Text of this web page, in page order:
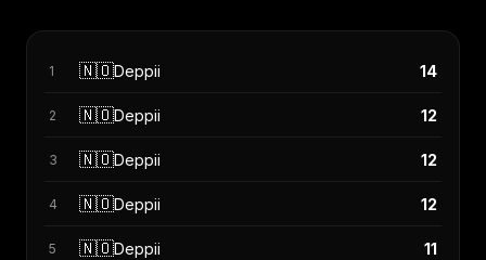
1 🇳🇴Deppii 14
2 🇳🇴Deppii 12
3 🇳🇴Deppii 12
4 🇳🇴Deppii 12
5 🇳🇴Deppii 11